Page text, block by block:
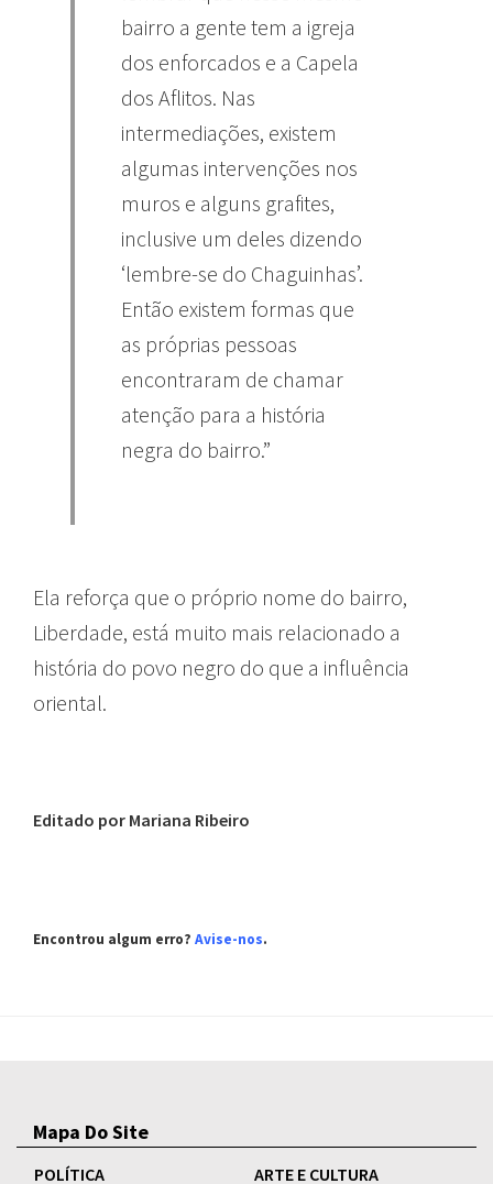
bairro a gente tem a igreja
dos enforcados e a Capela
dos Aflitos. Nas
intermediações, existem
algumas intervenções nos
muros e alguns grafites,
inclusive um deles dizendo
‘lembre-se do Chaguinhas’.
Então existem formas que
as próprias pessoas
encontraram de chamar
atenção para a história
negra do bairro.”
Ela reforça que o próprio nome do bairro,
Liberdade, está muito mais relacionado a
história do povo negro do que a influência
oriental.
Editado por Mariana Ribeiro
Encontrou algum erro? Avise-nos.
Mapa Do Site
POLÍTICA ARTE E CULTURA